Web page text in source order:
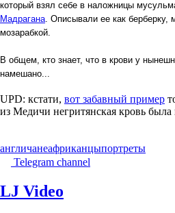
который взял себе в наложницы
Мадрагана. Описывали ее как берберку,
мозарабкой.
В общем, кто знает, что в крови у
намешано...
UPD: кстати, вот забавный пример
из Медичи негритянская кровь
англичанеафриканцыпортреты
Telegram channel
LJ Video